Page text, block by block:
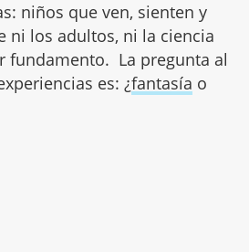
niños que ven, sienten y
ni los adultos, ni la ciencia
fundamento. La pregunta al
es: ¿fantasía o